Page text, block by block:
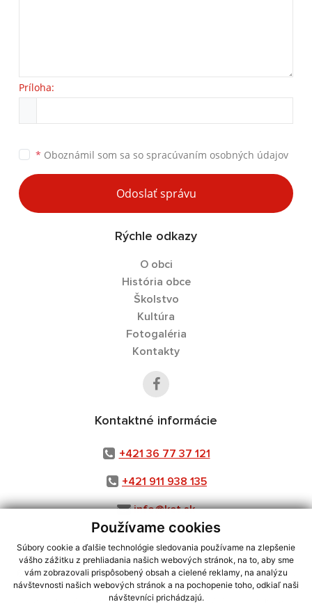
Používame cookies
Súbory cookie a ďalšie technológie sledovania používame na zlepšenie
vášho zážitku z prehliadania našich webových stránok, na to, aby sme
vám zobrazovali prispôsobený obsah a cielené reklamy, na analýzu
návštevnosti našich webových stránok a na pochopenie toho, odkiaľ naši
návštevníci prichádzajú.
Príloha:
* Oboznámil som sa so spracúvaním osobných údajov
Odoslať správu
Rýchle odkazy
O obci
História obce
Školstvo
Kultúra
Fotogaléria
Kontakty
Kontaktné informácie
+421 36 77 37 121
+421 911 938 135
info@ket.sk
využite možnosť získavania aktuálnych informácií s využitím RSS
CMS systém (redakčný) systém ECHELON 2,Mapa stránok,web portál
webex.digital, s.r.o.,domény,registrácia domény